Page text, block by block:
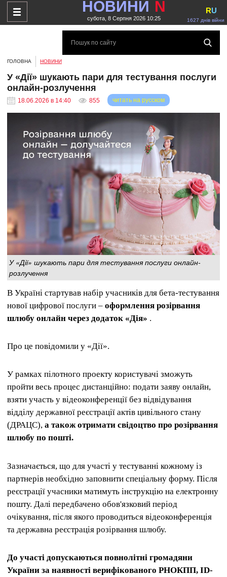
НОВИНИ N
субота, 8 Серпня 2026 10:25 1627 днів війни
RU
ГОЛОВНА НОВИНИ
У «Дії» шукають пари для тестування послуги
онлайн-розлучення
18.06.2026 в 14:40 855 читать на русском
У «Дії» шукають пари для тестування послуги онлайн-
розлучення
В Україні стартував набір учасників для бета-тестування
нової цифрової послуги – оформлення розірвання
шлюбу онлайн через додаток «Дія» .
Про це повідомили у «Дії».
У рамках пілотного проекту користувачі зможуть
пройти весь процес дистанційно: подати заяву онлайн,
взяти участь у відеоконференції без відвідування
відділу державної реєстрації актів цивільного стану
(ДРАЦС), а також отримати свідоцтво про розірвання
шлюбу по пошті.
Зазначається, що для участі у тестуванні кожному із
партнерів необхідно заповнити спеціальну форму. Після
реєстрації учасники матимуть інструкцію на електронну
пошту. Далі передбачено обов'язковий період
очікування, після якого проводиться відеоконференція
та державна реєстрація розірвання шлюбу.
До участі допускаються повнолітні громадяни
України за наявності верифікованого РНОКПП, ID-